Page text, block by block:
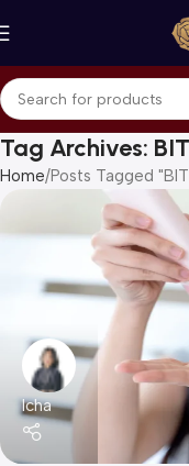
Tag Archives:
Home Posts Tagged
Icha